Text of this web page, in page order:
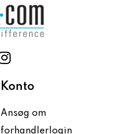
Konto
Ansøg om
forhandlerlogin